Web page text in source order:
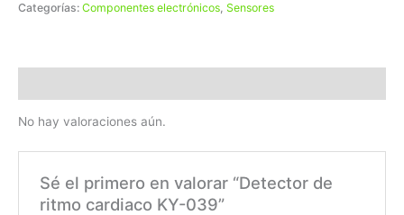
Categorías: Componentes electrónicos, Sensores
No hay valoraciones aún.
Sé el primero en valorar “Detector de
ritmo cardiaco KY-039”